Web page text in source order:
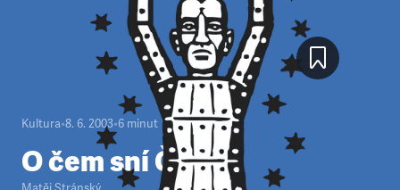
Kultura•8. 6. 2003•6 minut
O čem sní Češi